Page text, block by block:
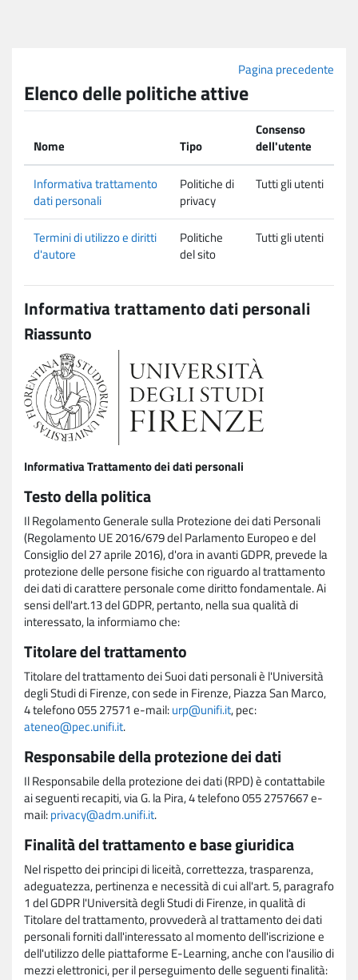
Pagina precedente
Elenco delle politiche attive
Nome Tipo
Consenso
dell'utente
Informativa trattamento
dati personali
Politiche di
privacy
Tutti gli utenti
Termini di utilizzo e diritti
d'autore
Politiche
del sito
Tutti gli utenti
Informativa trattamento dati personali
Riassunto
Informativa Trattamento dei dati personali
Testo della politica
Il Regolamento Generale sulla Protezione dei dati Personali
(Regolamento UE 2016/679 del Parlamento Europeo e del
Consiglio del 27 aprile 2016), d'ora in avanti GDPR, prevede la
protezione delle persone fisiche con riguardo al trattamento
dei dati di carattere personale come diritto fondamentale. Ai
sensi dell'art.13 del GDPR, pertanto, nella sua qualità di
interessato, la informiamo che:
Titolare del trattamento
Titolare del trattamento dei Suoi dati personali è l'Università
degli Studi di Firenze, con sede in Firenze, Piazza San Marco,
4 telefono 055 27571 e-mail:urp@unifi.it, pec:
ateneo@pec.unifi.it.
Responsabile della protezione dei dati
Il Responsabile della protezione dei dati (RPD) è contattabile
ai seguenti recapiti, via G. la Pira, 4 telefono 055 2757667 e-
mail:privacy@adm.unifi.it.
Finalità del trattamento e base giuridica
Nel rispetto dei principi di liceità, correttezza, trasparenza,
adeguatezza, pertinenza e necessità di cui all'art. 5, paragrafo
1 del GDPR l'Università degli Studi di Firenze, in qualità di
Titolare del trattamento, provvederà al trattamento dei dati
personali forniti dall'interessato al momento dell'iscrizione e
dell'utilizzo delle piattaforme E-Learning, anche con l'ausilio di
mezzi elettronici, per il perseguimento delle seguenti finalità: